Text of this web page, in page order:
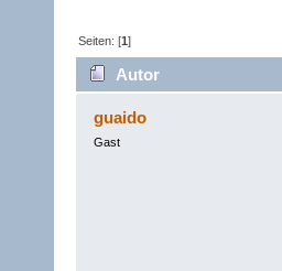
Seiten: [1]
Autor
guaido
Gast